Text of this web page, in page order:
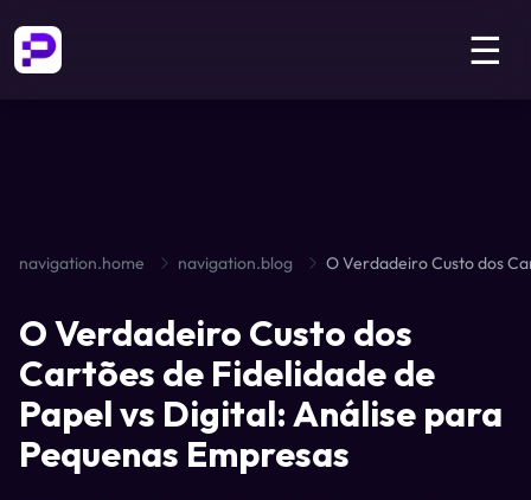
☰
navigation.home navigation.blog
O Verdadeiro Custo dos
Cartões de Fidelidade de
Papel vs Digital: Análise para
Pequenas Empresas